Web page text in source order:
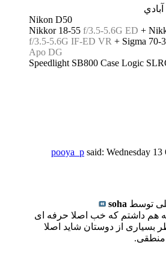
Nikon D50
Nikkor 18-55 f/3.5-5.6G ED +
f/3.5-5.6G IF-ED VR + Sigma 70-
Apo DG
Speedlight SB800 Case Logic
pooya_p said: Wednesday 13
توسط soha
هم داشتم که خب اصلا حرفه ای
بسیاری از دوستان شاید اصلا
منطقی.